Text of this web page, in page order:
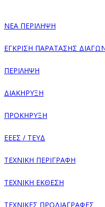
ΝΕΑ ΠΕΡΙΛΗΨΗ
ΕΓΚΡΙΣΗ ΠΑΡΑΤΑΣΗΣ
ΠΕΡΙΛΗΨΗ
ΔΙΑΚΗΡΥΞΗ
ΠΡΟΚΗΡΥΞΗ
ΕΕΕΣ / ΤΕΥΔ
ΤΕΧΝΙΚΗ ΠΕΡΙΓΡΑΦΗ
ΤΕΧΝΙΚΗ ΕΚΘΕΣΗ
ΤΕΧΝΙΚΕΣ ΠΡΟΔΙΑΓΡΑΦΕΣ